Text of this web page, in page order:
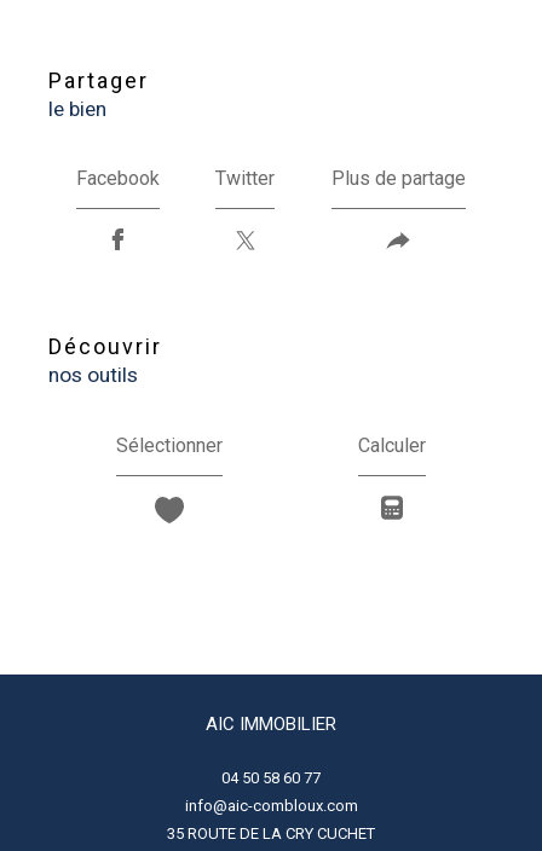
partager
le bien
Facebook Twitter Plus de partage
découvrir
nos outils
Sélectionner Calculer
AIC IMMOBILIER
04 50 58 60 77
info@aic-combloux.com
35 ROUTE DE LA CRY CUCHET